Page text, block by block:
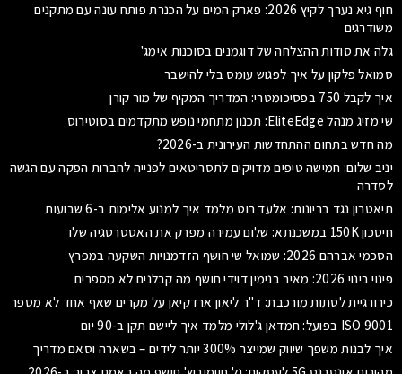
חוף גיא נערך לקיץ 2026: פארק המים על הכנרת פותח עונה עם מתקנים
משודרגים
גלה את סודות ההצלחה של דוגמנים בסוכנות אימג'
סמואל פלקון על איך לפגוש עומס בלי להישבר
איך לקבל 750 בפסיכומטרי: המדריך המקיף של מור קורן
שי מזיג מנהל EliteEdge: תכנון מתחמי נופש מתקדמים בסוטירוס
מה חדש בתחום ההתחדשות העירונית ב-2026?
יניב שלום: חמישה טיפים מדויקים לתסריטאים לפנייה לחברות הפקה עם הגשה
לסדרה
תיאטרון נגד בריונות: אלעד רוט מלמד איך למנוע אלימות ב-6 שבועות
חיסכון 150K במשכנתא: שלום עמירה מפרק את האסטרטגיה שלו
הסכמי אברהם 2026: שמואל שי חושף הזדמנויות השקעה במפרץ
פינוי בינוי 2026: מאיר בנימין דוידי חושף מה קבלנים לא מספרים
כירורגיית לסתות מורכבת: ד"ר ליאון ארדקיאן על מקרים שאף אחד לא מספר
ISO 9001 בפועל: חמדאן ג'לולי מלמד איך ליישם תקן ב-90 יום
איך לבנות משפך שיווק שמייצר 300% יותר לידים – בשארה וסאם מדריך